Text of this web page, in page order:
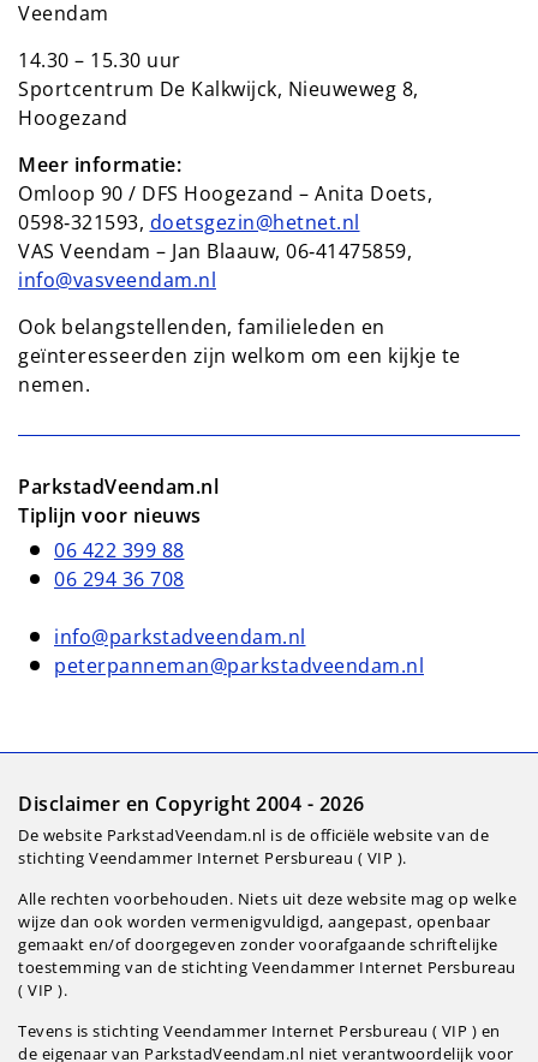
Veendam
14.30 – 15.30 uur
Sportcentrum De Kalkwijck, Nieuweweg 8,
Hoogezand
Meer informatie:
Omloop 90 / DFS Hoogezand – Anita Doets,
0598‑321593, doetsgezin@hetnet.nl
VAS Veendam – Jan Blaauw, 06‑41475859,
info@vasveendam.nl
Ook belangstellenden, familieleden en
geïnteresseerden zijn welkom om een kijkje te
nemen.
ParkstadVeendam.nl
Tiplijn voor nieuws
06 422 399 88
06 294 36 708
info@parkstadveendam.nl
peterpanneman@parkstadveendam.nl
Disclaimer en Copyright 2004 - 2026
De website ParkstadVeendam.nl is de officiële website van de
stichting Veendammer Internet Persbureau ( VIP ).
Alle rechten voorbehouden. Niets uit deze website mag op welke
wijze dan ook worden vermenigvuldigd, aangepast, openbaar
gemaakt en/of doorgegeven zonder voorafgaande schriftelijke
toestemming van de stichting Veendammer Internet Persbureau
( VIP ).
Tevens is stichting Veendammer Internet Persbureau ( VIP ) en
de eigenaar van ParkstadVeendam.nl niet verantwoordelijk voor